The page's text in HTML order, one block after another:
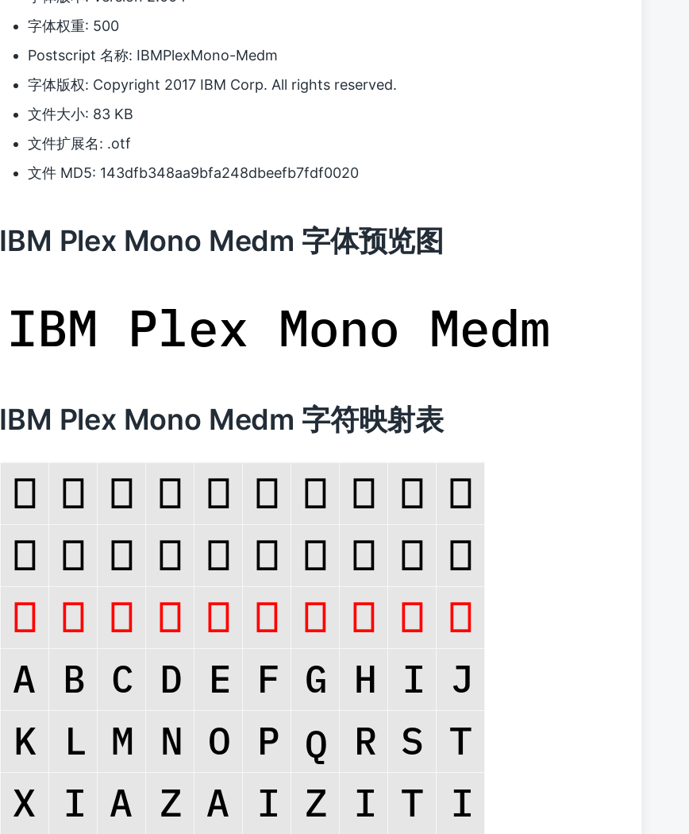
字体权重: 500
Postscript 名称: IBMPlexMono-Medm
字体版权: Copyright 2017 IBM Corp. All rights reserved.
文件大小: 83 KB
文件扩展名: .otf
文件 MD5: 143dfb348aa9bfa248dbeefb7fdf0020
IBM Plex Mono Medm 字体预览图
IBM Plex Mono Medm 字符映射表